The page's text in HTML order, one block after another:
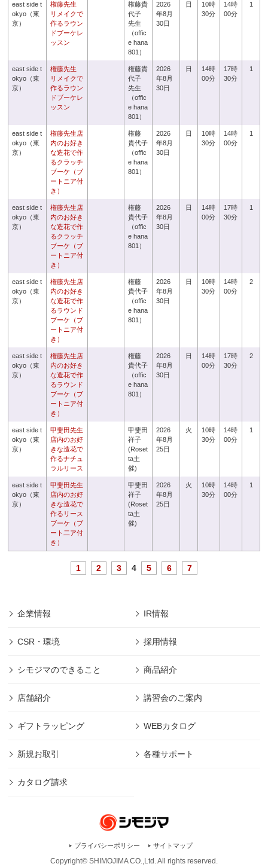
east side t
okyo（東
京）
権藤先生
リメイクで
作るラウン
ドブーケレ
ッスン
権藤貴
代子
先生
（offic
e hana
801）
2026
年8月
30日
日
10時
30分
14時
00分
1
east side t
okyo（東
京）
権藤先生
リメイクで
作るラウン
ドブーケレ
ッスン
権藤貴
代子
先生
（offic
e hana
801）
2026
年8月
30日
日
14時
00分
17時
30分
1
east side t
okyo（東
京）
権藤先生店
内のお好き
な造花で作
るクラッチ
ブーケ（ブ
ートニア付
き）
権藤
貴代子
（offic
e hana
801）
2026
年8月
30日
日
10時
30分
14時
00分
1
east side t
okyo（東
京）
権藤先生店
内のお好き
な造花で作
るクラッチ
ブーケ（ブ
ートニア付
き）
権藤
貴代子
（offic
e hana
801）
2026
年8月
30日
日
14時
00分
17時
30分
1
east side t
okyo（東
京）
権藤先生店
内のお好き
な造花で作
るラウンド
ブーケ（ブ
ートニア付
き）
権藤
貴代子
（offic
e hana
801）
2026
年8月
30日
日
10時
30分
14時
00分
2
east side t
okyo（東
京）
権藤先生店
内のお好き
な造花で作
るラウンド
ブーケ（ブ
ートニア付
き）
権藤
貴代子
（offic
e hana
801）
2026
年8月
30日
日
14時
00分
17時
30分
2
east side t
okyo（東
京）
甲斐田先生
店内のお好
きな造花で
作るナチュ
ラルリース
甲斐田
祥子
(Roset
ta主
催)
2026
年8月
25日
火
10時
30分
14時
00分
1
east side t
okyo（東
京）
甲斐田先生
店内のお好
きな造花で
作るリース
ブーケ（ブ
ート二ア付
き）
甲斐田
祥子
(Roset
ta主
催)
2026
年8月
25日
火
10時
30分
14時
00分
1
1 2 3 4 5 6 7
企業情報 IR情報
CSR・環境 採用情報
シモジマのできること 商品紹介
店舗紹介 講習会のご案内
ギフトラッピング WEBカタログ
新規お取引 各種サポート
カタログ請求
プライバシーポリシー サイトマップ
Copyright© SHIMOJIMA CO.,Ltd. All rights reserved.